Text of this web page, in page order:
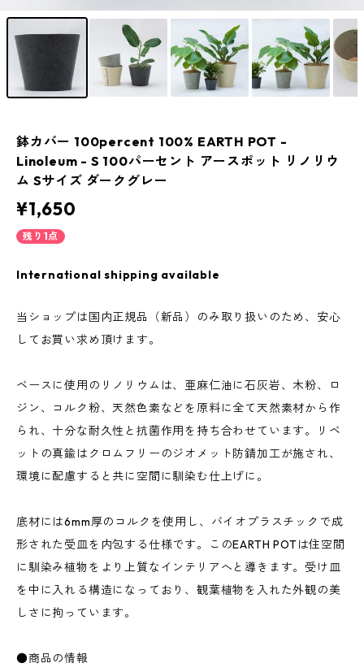
鉢カバー 100percent 100% EARTH POT -
Linoleum - S 100パーセント アースポット リノリウ
ム Sサイズ ダークグレー
¥1,650
残り1点
International shipping available
当ショップは国内正規品（新品）のみ取り扱いのため、安心
してお買い求め頂けます。
ベースに使用のリノリウムは、亜麻仁油に石灰岩、木粉、ロ
ジン、コルク粉、天然色素などを原料に全て天然素材から作
られ、十分な耐久性と抗菌作用を持ち合わせています。リベ
ットの真鍮はクロムフリーのジオメット防錆加工が施され、
環境に配慮すると共に空間に馴染む仕上げに。
底材には6mm厚のコルクを使用し、バイオプラスチックで成
形された受皿を内包する仕様です。このEARTH POTは住空間
に馴染み植物をより上質なインテリアへと導きます。受け皿
を中に入れる構造になっており、観葉植物を入れた外観の美
しさに拘っています。
●商品の情報